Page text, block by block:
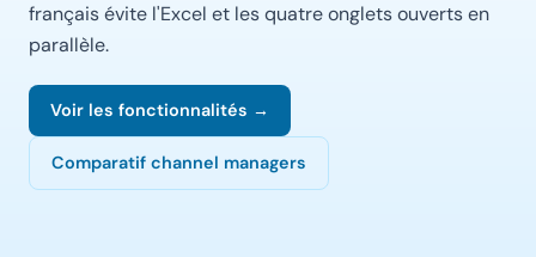
français évite l'Excel et les quatre onglets ouverts en
parallèle.
Voir les fonctionnalités →
Comparatif channel managers